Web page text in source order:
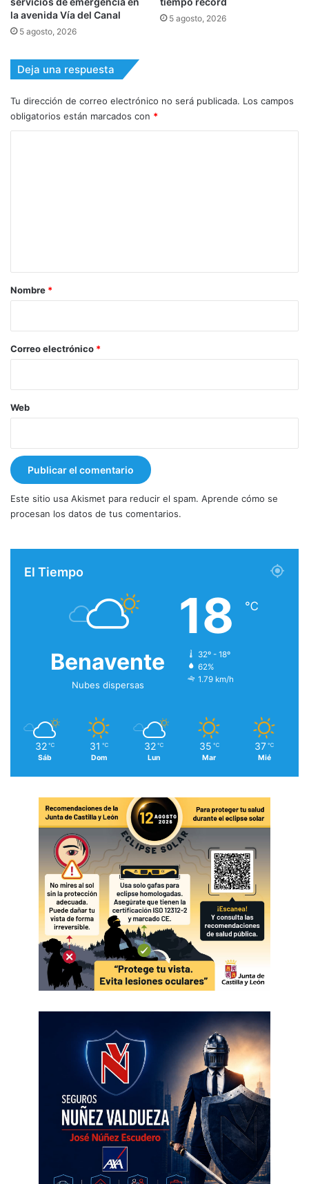
la avenida Vía del Canal
5 agosto, 2026
5 agosto, 2026
Deja una respuesta
Tu dirección de correo electrónico no será publicada. Los campos
obligatorios están marcados con *
r
*
Nombre *
Correo electrónico *
Web
Este sitio usa Akismet para reducir el spam. Aprende cómo se
procesan los datos de tus comentarios.
El Tiempo
Benavente
Nubes dispersas
18 ℃
32º - 18º
62%
1.79 km/h
32 ℃
Sáb
31 ℃
Dom
32 ℃
Lun
35 ℃
Mar
37 ℃
Mié